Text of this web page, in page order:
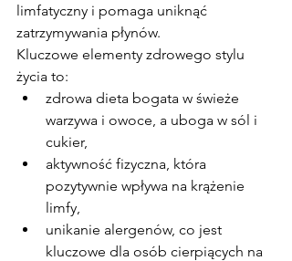
limfatyczny i pomaga uniknąć
zatrzymywania płynów.
Kluczowe elementy zdrowego stylu
życia to:
zdrowa dieta bogata w świeże
warzywa i owoce, a uboga w sól i
cukier,
aktywność fizyczna, która
pozytywnie wpływa na krążenie
limfy,
unikanie alergenów, co jest
kluczowe dla osób cierpiących na